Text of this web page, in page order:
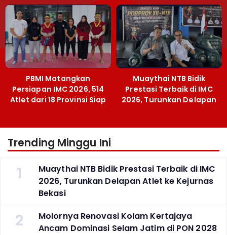
Terobosan Bangun
Grassroots
PBMI Matangkan
Persiapan IMC 2026, 514
Atlet dari 18 Provinsi Siap
Berlaga Besok di Bekasi
Muaythai NTB Bidik
Prestasi Terbaik di IMC
2026, Turunkan Delapan
Atlet ke Kejurnas Bekasi
Trending Minggu Ini
1
Muaythai NTB Bidik Prestasi Terbaik di IMC
2026, Turunkan Delapan Atlet ke Kejurnas
Bekasi
2
Molornya Renovasi Kolam Kertajaya
Ancam Dominasi Selam Jatim di PON 2028